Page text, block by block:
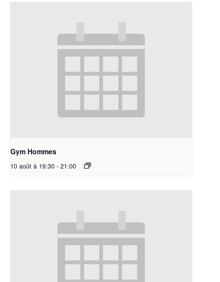
Gym Hommes
10 août à 19:30 - 21:00